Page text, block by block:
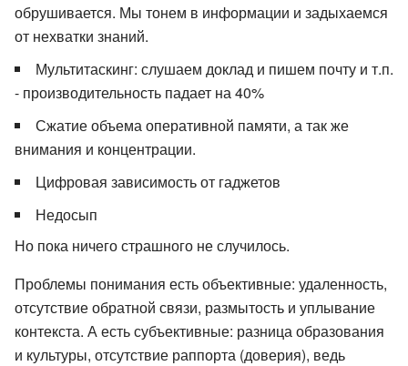
обрушивается. Мы тонем в информации и задыхаемся
от нехватки знаний.
Мультитаскинг: слушаем доклад и пишем почту и т.п.
- производительность падает на 40%
Сжатие объема оперативной памяти, а так же
внимания и концентрации.
Цифровая зависимость от гаджетов
Недосып
Но пока ничего страшного не случилось.
Проблемы понимания есть объективные: удаленность,
отсутствие обратной связи, размытость и уплывание
контекста. А есть субъективные: разница образования
и культуры, отсутствие раппорта (доверия), ведь